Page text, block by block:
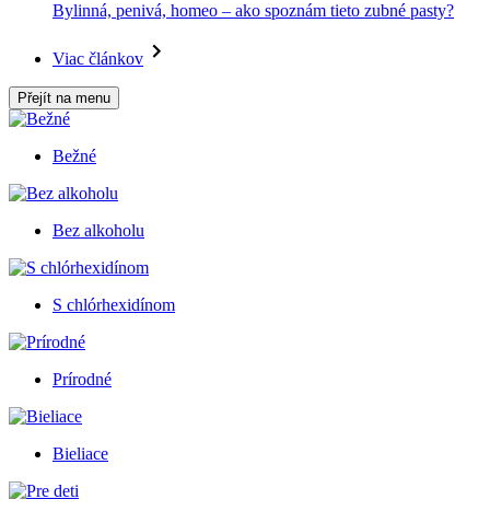
Bylinná, penivá, homeo – ako spoznám tieto zubné pasty?
Viac článkov
Přejít na menu
Bežné
Bez alkoholu
S chlórhexidínom
Prírodné
Bieliace